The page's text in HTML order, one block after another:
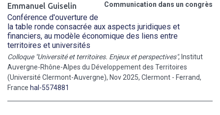
Communication dans un congrès
Emmanuel Guiselin
Conférence d'ouverture de
la table ronde consacrée aux aspects juridiques et
financiers, au modèle économique des liens entre
territoires et universités
Colloque "Université et territoires. Enjeux et perspectives", Institut
Auvergne-Rhône-Alpes du Développement des Territoires
(Université Clermont-Auvergne), Nov 2025, Clermont - Ferrand,
France hal-5574881